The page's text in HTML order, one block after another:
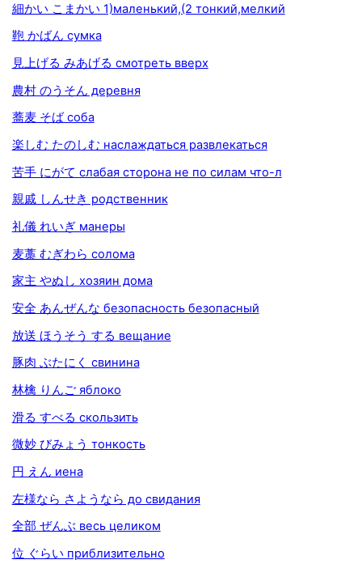
細かい こまかい 1)маленький,(2 тонкий,мелкий
鞄 かばん сумка
見上げる みあげる смотреть вверх
農村 のうそん деревня
蕎麦 そば соба
楽しむ たのしむ наслаждаться развлекаться
苦手 にがて слабая сторона не по силам что-л
親戚 しんせき родственник
礼儀 れいぎ манеры
麦藁 むぎわら солома
家主 やぬし хозяин дома
安全 あんぜんな безопасность безопасный
放送 ほうそう する вещание
豚肉 ぶたにく свинина
林檎 りんご яблоко
滑る すべる скользить
微妙 びみょう тонкость
円 えん иена
左様なら さようなら до свидания
全部 ぜんぶ весь целиком
位 ぐらい приблизительно